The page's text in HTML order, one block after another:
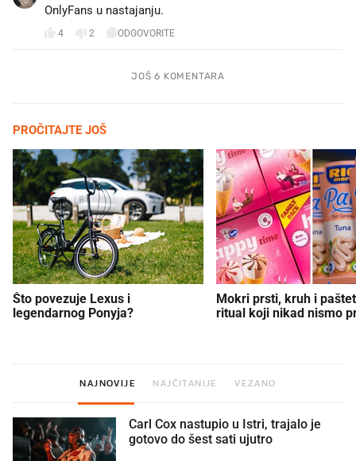
OnlyFans u nastajanju.
4 2 ODGOVORITE
JOŠ 6 KOMENTARA
PROČITAJTE JOŠ
Što povezuje Lexus i
legendarnog Ponyja?
Mokri prsti, kruh i
ritual koji nikad nismo
NAJNOVIJE NAJČITANIJE VEZANO
Carl Cox nastupio u Istri, trajalo je
gotovo do šest sati ujutro